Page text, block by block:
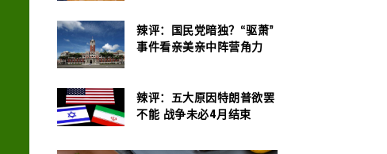
辣评：国民党暗独？“驱萧”
事件看亲美亲中阵营角力
辣评：五大原因特朗普欲罢
不能 战争未必4月结束